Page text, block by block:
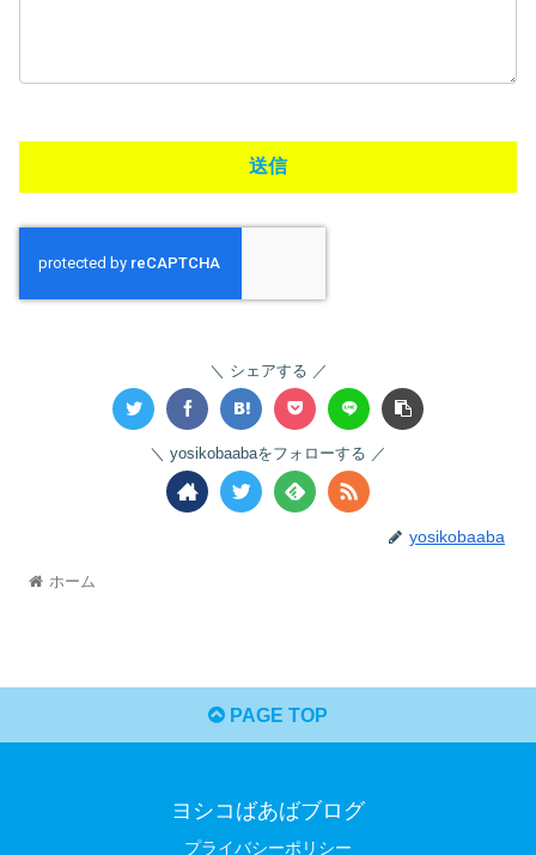
シェアする
yosikobaabaをフォローする
yosikobaaba
ホーム
PAGE TOP
ヨシコばあばブログ
プライバシーポリシー